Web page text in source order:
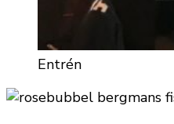
Entrén